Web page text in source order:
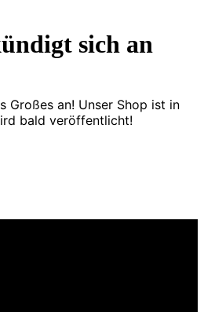
sich an
Großes an! Unser Shop ist in
bald veröffentlicht!